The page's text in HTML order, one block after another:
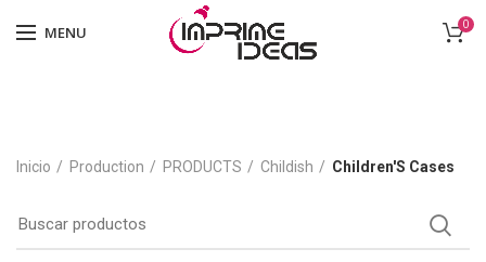
MENU 0
Inicio Production PRODUCTS Childish Children'S Cases